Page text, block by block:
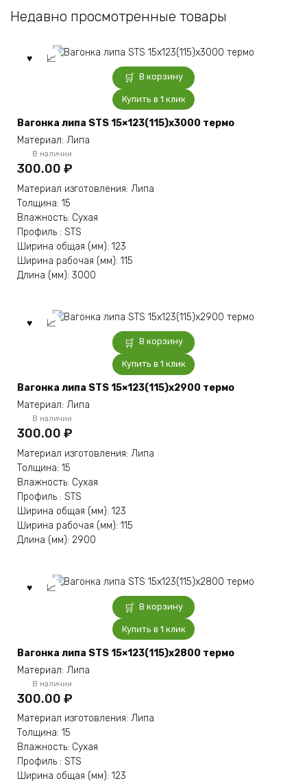
Недавно просмотренные товары
В корзину
Купить в 1 клик
Вагонка липа STS 15×123(115)x3000 термо
Материал: Липа
В наличии
300.00 ₽
Материал изготовления: Липа
Толщина: 15
Влажность: Сухая
Профиль : STS
Ширина общая (мм): 123
Ширина рабочая (мм): 115
Длина (мм): 3000
В корзину
Купить в 1 клик
Вагонка липа STS 15×123(115)x2900 термо
Материал: Липа
В наличии
300.00 ₽
Материал изготовления: Липа
Толщина: 15
Влажность: Сухая
Профиль : STS
Ширина общая (мм): 123
Ширина рабочая (мм): 115
Длина (мм): 2900
В корзину
Купить в 1 клик
Вагонка липа STS 15×123(115)x2800 термо
Материал: Липа
В наличии
300.00 ₽
Материал изготовления: Липа
Толщина: 15
Влажность: Сухая
Профиль : STS
Ширина общая (мм): 123